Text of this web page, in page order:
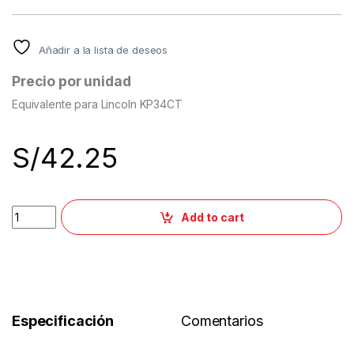
Añadir a la lista de deseos
Precio por unidad
Equivalente para Lincoln KP34CT
S/42.25
Add to cart
Especificación Comentarios